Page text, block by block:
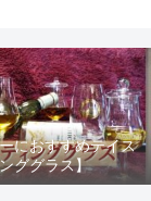
におすすめテイス
ググラス】